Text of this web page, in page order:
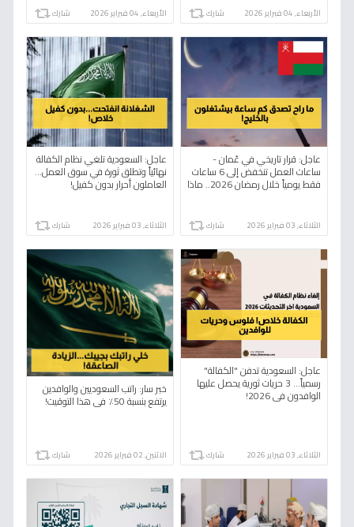
الأربعاء, 04 فبراير 2026 شارك الأربعاء, 04 فبراير 2026 شارك
عاجل: قرار تاريخي في عُمان -
ساعات العمل تنخفض إلى 6 ساعات
فقط يومياً خلال رمضان 2026.. ماذا
الثلاثاء, 03 فبراير 2026 شارك
عاجل: السعودية تلغي نظام الكفالة
نهائياً وتطلق ثورة في سوق العمل...
العاملون أحرار بدون كفيل!
الثلاثاء, 03 فبراير 2026 شارك
عاجل: السعودية تدفن "الكفالة"
رسمياً… 3 حريات ثورية يحصل عليها
الوافدون في 2026!
الثلاثاء, 03 فبراير 2026 شارك
خبر سار: راتب السعوديين والوافدين
يرتفع بنسبة 50٪ في هذا التوقيت!
الاثنين, 02 فبراير 2026 شارك